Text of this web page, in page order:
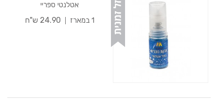
אטלנטי ספריי
1 במארז
24.90 ש"ח